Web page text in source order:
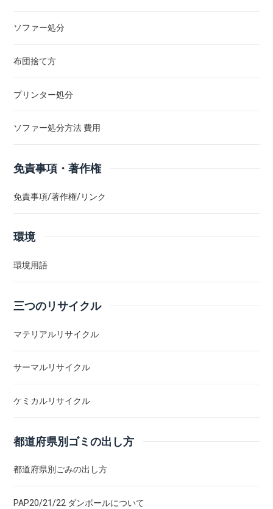
ソファー処分
布団捨て方
プリンター処分
ソファー処分方法 費用
免責事項・著作権
免責事項/著作権/リンク
環境
環境用語
三つのリサイクル
マテリアルリサイクル
サーマルリサイクル
ケミカルリサイクル
都道府県別ゴミの出し方
都道府県別ごみの出し方
PAP20/21/22 ダンボールについて